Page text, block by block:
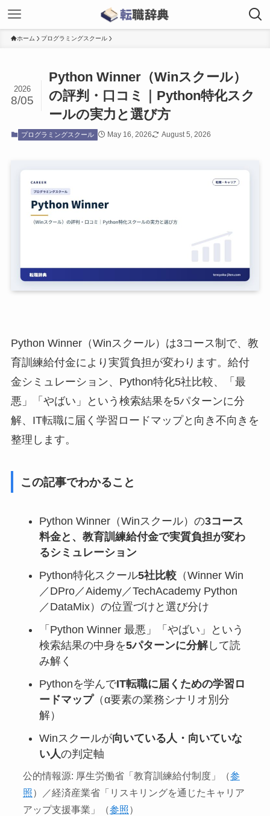
ホーム プログラミングスクール
Python Winner（Winスクール）
の評判・口コミ｜Python特化スク
ールの実力と選び方
2026
8/05
プログラミングスクール May 16, 2026 August 5, 2026
Python Winner（Winスクール）は3コース制で、教
育訓練給付金により実質負担が変わります。給付
金シミュレーション、Python特化5社比較、「最
悪」「やばい」という検索結果を5パターンに分
解、IT転職に届く学習ロードマップと向き不向きを
整理します。
この記事でわかること
Python Winner（Winスクール）の3コース
料金と、教育訓練給付金で実質負担が変わ
るシミュレーション
Python特化スクール5社比較（Winner Win
／DPro／Aidemy／TechAcademy Python
／DataMix）の位置づけと選び分け
「Python Winner 最悪」「やばい」という
検索結果の中身を5パターンに分解して読
み解く
Pythonを学んでIT転職に届くための学習ロ
ードマップ（α要素の業務シナリオ別分
解）
Winスクールが向いている人・向いていな
い人の判定軸
公的情報源: 厚生労働省「教育訓練給付制度」（参
照）／経済産業省「リスキリングを通じたキャリア
アップ支援事業」（参照）